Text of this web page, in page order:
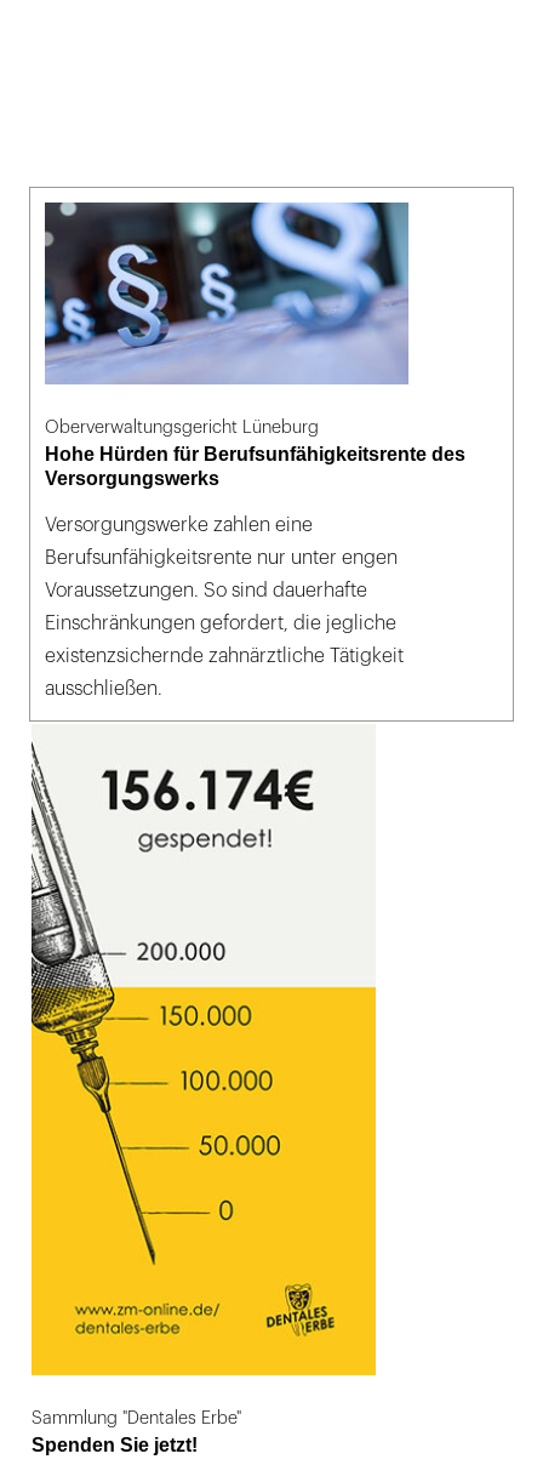
Oberverwaltungsgericht Lüneburg
Hohe Hürden für Berufsunfähigkeitsrente des
Versorgungswerks
Versorgungswerke zahlen eine
Berufsunfähigkeitsrente nur unter engen
Voraussetzungen. So sind dauerhafte
Einschränkungen gefordert, die jegliche
existenzsichernde zahnärztliche Tätigkeit
ausschließen.
Sammlung "Dentales Erbe"
Spenden Sie jetzt!